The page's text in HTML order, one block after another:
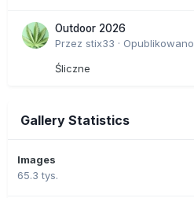
Outdoor 2026
Przez stix33 · Opublikowano
Śliczne
Gallery Statistics
Images
65.3 tys.